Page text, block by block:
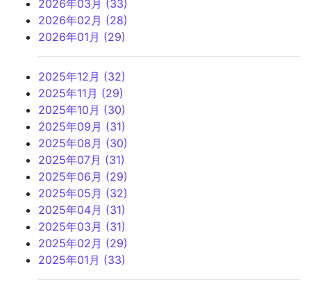
2026年03月 (33)
2026年02月 (28)
2026年01月 (29)
2025年12月 (32)
2025年11月 (29)
2025年10月 (30)
2025年09月 (31)
2025年08月 (30)
2025年07月 (31)
2025年06月 (29)
2025年05月 (32)
2025年04月 (31)
2025年03月 (31)
2025年02月 (29)
2025年01月 (33)